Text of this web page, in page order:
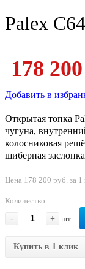
Palex C64
178
Добавить в
Открытая топка
чугуна,
колосниковая
шиберная
Цена 178 200 руб. за
Количество
-
+ шт
Купить в 1 клик